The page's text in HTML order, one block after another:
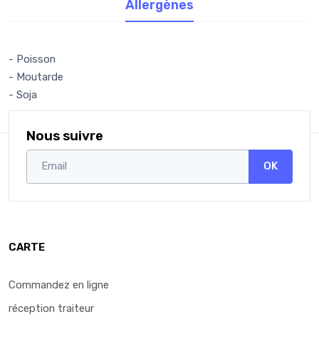
Allergènes
- Poisson
- Moutarde
- Soja
Nous suivre
OK
CARTE
Commandez en ligne
réception traiteur